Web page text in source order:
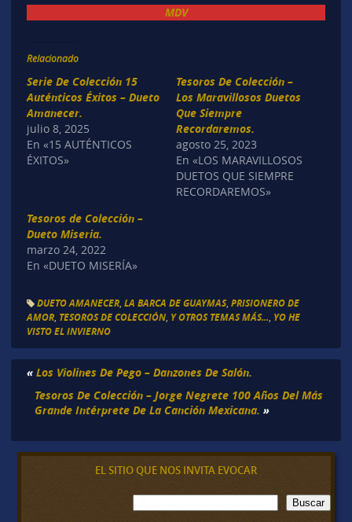
MDV
Relacionado
Serie De Colección 15
Auténticos Éxitos – Dueto
Amanecer.
julio 8, 2025
En «15 AUTÉNTICOS
ÉXITOS»
Tesoros De Colección –
Los Maravillosos Duetos
Que Siempre
Recordaremos.
agosto 25, 2023
En «LOS MARAVILLOSOS
DUETOS QUE SIEMPRE
RECORDAREMOS»
Tesoros de Colección –
Dueto Miseria.
marzo 24, 2022
En «DUETO MISERÍA»
DUETO AMANECER, LA BARCA DE GUAYMAS, PRISIONERO DE
AMOR, TESOROS DE COLECCIÓN, Y OTROS TEMAS MÁS... YO HE
VISTO EL INVIERNO
« Los Violines De Pego – Danzones De Salón.
Tesoros De Colección – Jorge Negrete 100 Años Del Más
Grande Intérprete De La Canción Mexicana. »
EL SITIO QUE NOS INVITA EVOCAR
B
u
Buscar